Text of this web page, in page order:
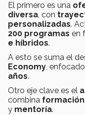
El primero es una
diversa, con
personalizadas.
200 programas en
e híbridos.
A esto se suma el
Economy,
años.
Otro eje clave es el
combina
y mentoría.